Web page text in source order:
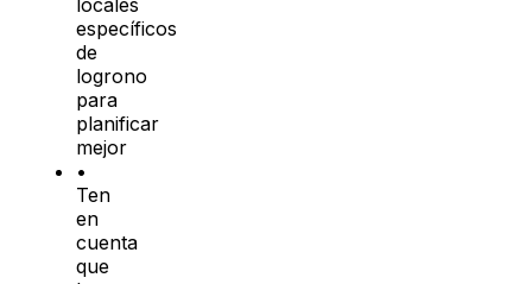
locales
específicos
de
logrono
para
planificar
mejor
•
Ten
en
cuenta
que